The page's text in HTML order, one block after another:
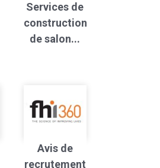
Services de
construction
de salon...
Avis de
recrutement